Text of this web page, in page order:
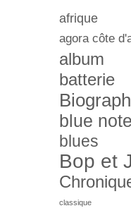
afrique
agora côte
album
batterie
blue note
blues
Bop et
classique